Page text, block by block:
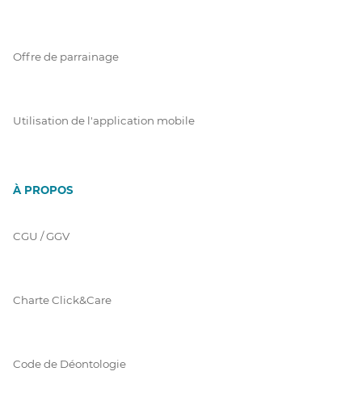
Offre de parrainage
Utilisation de l'application mobile
À PROPOS
CGU / GGV
Charte Click&Care
Code de Déontologie